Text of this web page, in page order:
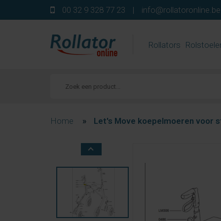
00 32 9 328 77 23 | info@rollatoronline.be
Rollators
Home » Let's Move koepelmoeren voor